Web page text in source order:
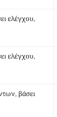
ελέγχου,
ελέγχου,
βάσει